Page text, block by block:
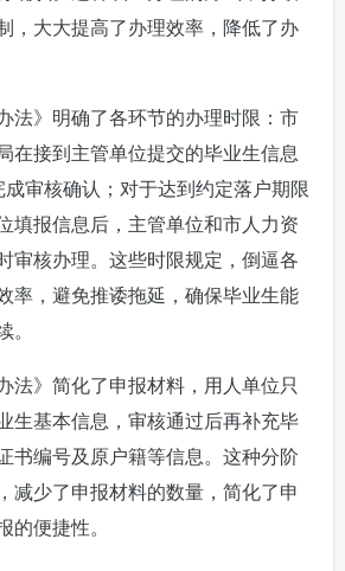
，大大提高了办理效率，降低了办
法》明确了各环节的办理时限：市
在接到主管单位提交的毕业生信息
审核确认；对于达到约定落户期限
填报信息后，主管单位和市人力资
审核办理。这些时限规定，倒逼各
率，避免推诿拖延，确保毕业生能
法》简化了申报材料，用人单位只
生基本信息，审核通过后再补充毕
书编号及原户籍等信息。这种分阶
减少了申报材料的数量，简化了申
的便捷性。